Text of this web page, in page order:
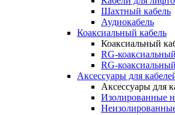
Шахтный кабель
Аудиокабель
Коаксиальный кабель
Коаксиальный
RG-
RG-
Аксессуары для
Аксессуары для
Изолированные